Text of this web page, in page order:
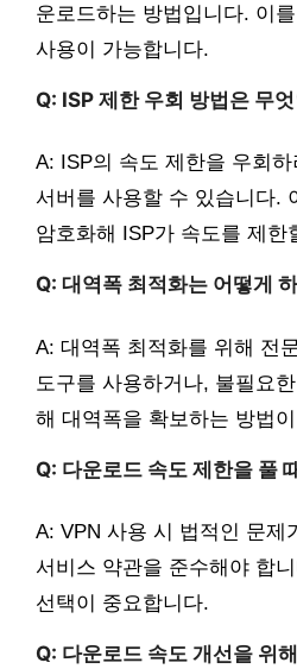
운로드하는 방법입니다. 이
사용이 가능합니다.
Q: ISP 제한 우회 방법은 무
A: ISP의 속도 제한을 우회하
서버를 사용할 수 있습니다.
암호화해 ISP가 속도를 제한
Q: 대역폭 최적화는 어떻게
A: 대역폭 최적화를 위해 전
도구를 사용하거나, 불필요
해 대역폭을 확보하는 방법
Q: 다운로드 속도 제한을 풀
A: VPN 사용 시 법적인 문제
서비스 약관을 준수해야 합
선택이 중요합니다.
Q: 다운로드 속도 개선을 위